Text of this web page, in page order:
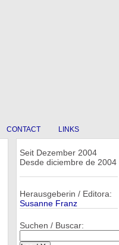
CONTACT LINKS
Seit Dezember 2004
Desde diciembre de 2004
Herausgeberin / Editora:
Susanne Franz
Suchen / Buscar: